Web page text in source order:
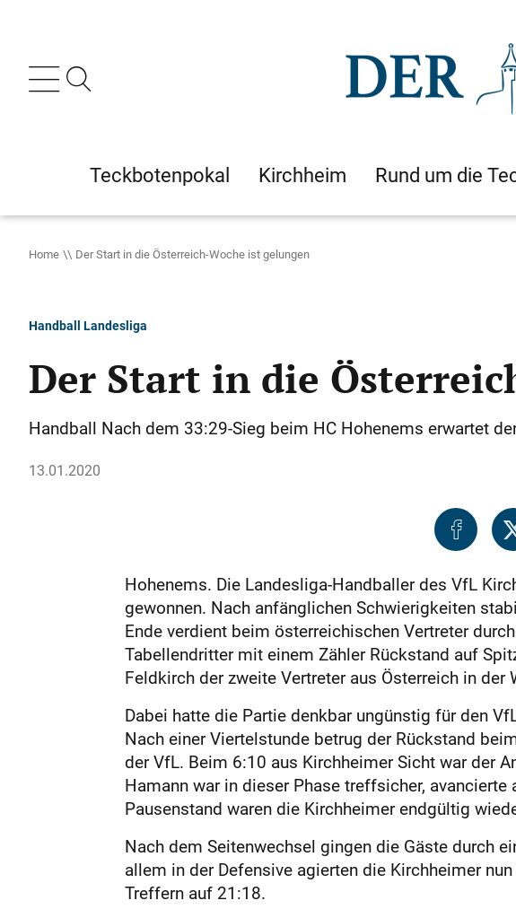
Teckbotenpokal Kirchheim Rund um die
Home Der Start in die Österreich-Woche ist gelungen
Handball Landesliga
Der Start in die
Handball Nach dem 33:29-Sieg beim HC Hohenems erwartet
13.01.2020
Hohenems. Die Landesliga-Handballer des VfL
gewonnen. Nach anfänglichen Schwierigkeiten
Ende verdient beim österreichischen Vertreter
Tabellendritter mit einem Zähler Rückstand auf
Feldkirch der zweite Vertreter aus Österreich in der
Dabei hatte die Partie denkbar ungünstig für den
Nach einer Viertelstunde betrug der Rückstand
der VfL. Beim 6:10 aus Kirchheimer Sicht war der
Hamann war in dieser Phase treffsicher,
Pausenstand waren die Kirchheimer endgültig
Nach dem Seitenwechsel gingen die Gäste durch
allem in der Defensive agierten die Kirchheimer
Treffern auf 21:18.